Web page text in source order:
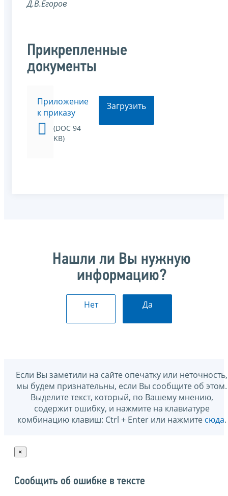
Д.В.Егоров
Прикрепленные
документы
Приложение
к приказу
(DOC 94
KB)
Загрузить
Нашли ли Вы нужную
информацию?
Нет Да
Если Вы заметили на сайте опечатку или неточность,
мы будем признательны, если Вы сообщите об этом.
Выделите текст, который, по Вашему мнению,
содержит ошибку, и нажмите на клавиатуре
комбинацию клавиш: Ctrl + Enter или нажмите сюда.
×
Сообщить об ошибке в тексте